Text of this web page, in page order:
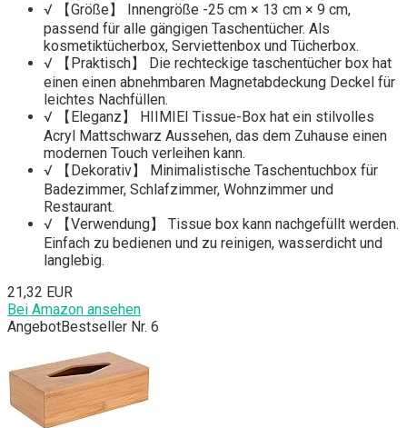
√ 【Größe】 Innengröße -25 cm × 13 cm × 9 cm,
passend für alle gängigen Taschentücher. Als
kosmetiktücherbox, Serviettenbox und Tücherbox.
√ 【Praktisch】 Die rechteckige taschentücher box hat
einen einen abnehmbaren Magnetabdeckung Deckel für
leichtes Nachfüllen.
√ 【Eleganz】 HIIMIEI Tissue-Box hat ein stilvolles
Acryl Mattschwarz Aussehen, das dem Zuhause einen
modernen Touch verleihen kann.
√ 【Dekorativ】 Minimalistische Taschentuchbox für
Badezimmer, Schlafzimmer, Wohnzimmer und
Restaurant.
√ 【Verwendung】 Tissue box kann nachgefüllt werden.
Einfach zu bedienen und zu reinigen, wasserdicht und
langlebig.
21,32 EUR
Bei Amazon ansehen
AngebotBestseller Nr. 6